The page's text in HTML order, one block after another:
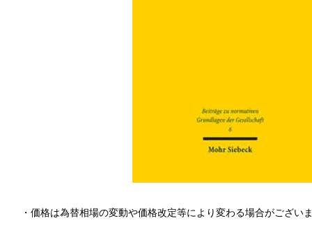
・価格は為替相場の変動や価格改定等により変わる場合がござい